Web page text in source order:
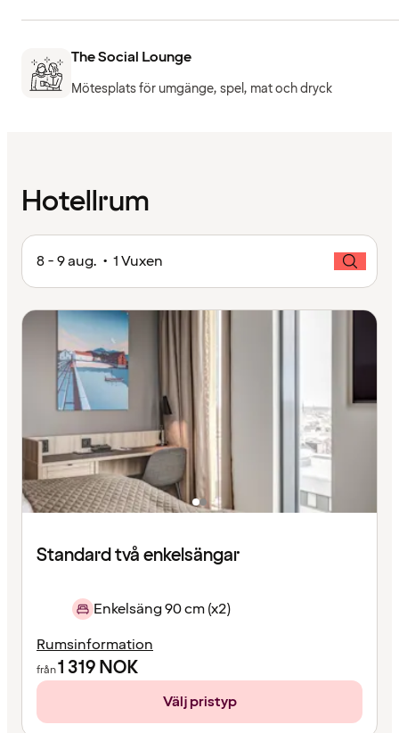
The Social Lounge
Mötesplats för umgänge, spel, mat och dryck
Hotellrum
8 - 9 aug. • 1 Vuxen
Standard två enkelsängar
Enkelsäng 90 cm (x2)
Rumsinformation
från1 319NOK
Välj pristyp